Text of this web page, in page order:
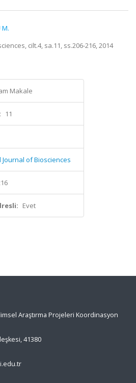
M.
cilt.4, sa.11, ss.206-216, 2014
Makale
11
of Biosciences
Evet
Araştırma Projeleri Koordinasyon
41380